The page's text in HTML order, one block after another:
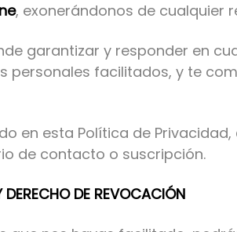
, exonerándonos de cualquier
garantizar y responder en
personales facilitados, y te
en esta Política de
de contacto o suscripción.
DE REVOCACIÓN